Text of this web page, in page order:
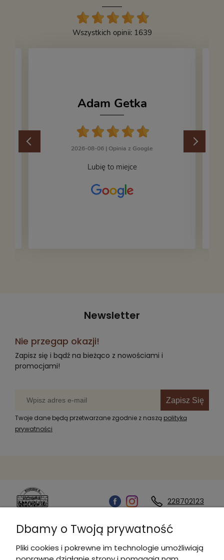
Wszystkich opinii: 1639
Adam Getka
2026-08-06 | Opinia z Google
Lubię to miejce
Newsletter
Nie przegap okazji!
Zapisz się i bądź na bieżąco z nowościami i
promocjami!
Zapisz Się
Twoje dane będą przetwarzane zgodnie z naszą polityką
prywatności
228702123
Kontakt
Dbamy o Twoją prywatność
Pliki cookies i pokrewne im technologie umożliwiają